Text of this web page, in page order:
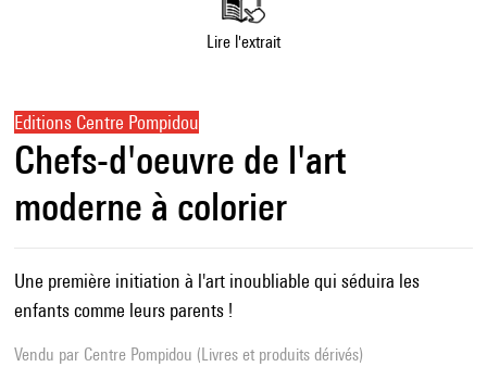
Lire l'extrait
Editions Centre Pompidou
Chefs-d'oeuvre de l'art
moderne à colorier
Une première initiation à l'art inoubliable qui séduira les
enfants comme leurs parents !
Vendu par Centre Pompidou (Livres et produits dérivés)